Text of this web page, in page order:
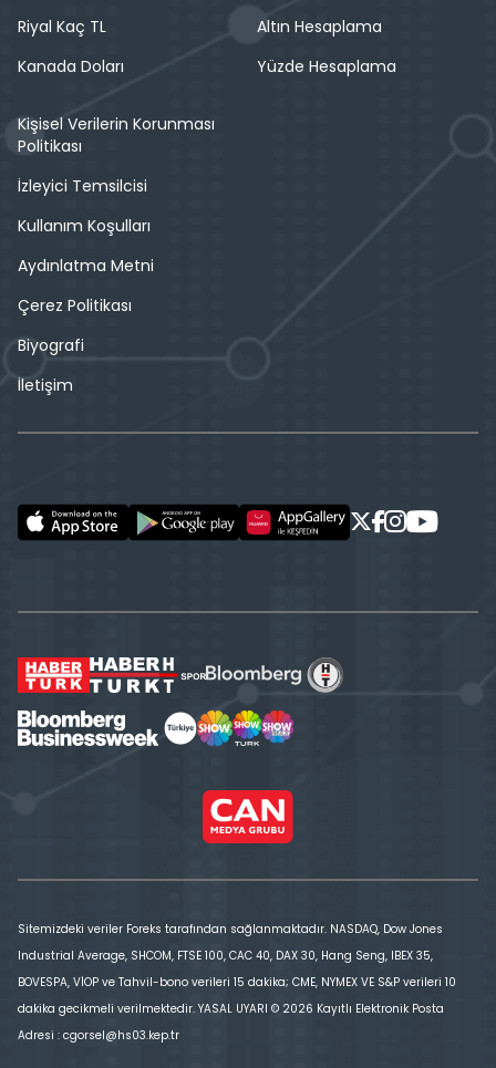
Riyal Kaç TL
Kanada Doları
Altın Hesaplama
Yüzde Hesaplama
Kişisel Verilerin Korunması
Politikası
İzleyici Temsilcisi
Kullanım Koşulları
Aydınlatma Metni
Çerez Politikası
Biyografi
İletişim
Sitemizdeki veriler Foreks tarafından sağlanmaktadır. NASDAQ, Dow Jones
Industrial Average, SHCOM, FTSE 100, CAC 40, DAX 30, Hang Seng, IBEX 35,
BOVESPA, VİOP ve Tahvil-bono verileri 15 dakika; CME, NYMEX VE S&P verileri 10
dakika gecikmeli verilmektedir. YASAL UYARI © 2026 Kayıtlı Elektronik Posta
Adresi : cgorsel@hs03.kep.tr